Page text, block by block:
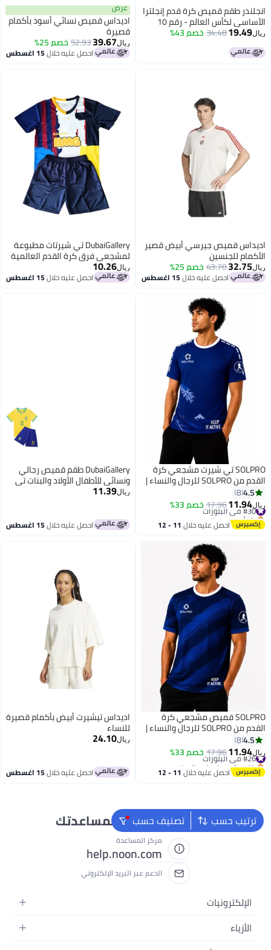
انجلندر طقم قميص كرة قدم إنجلترا
الأساسي لكأس العالم - رقم 10
بيلينجهام
ريال19.49
34.48خصم 43%
عرض
اديداس قميص نسائي أسود بأكمام
قصيرة
ريال39.67
52.93خصم 25%
احصل عليه خلال15 اغسطس
اديداس قميص جيرسي أبيض قصير
الأكمام للجنسين
ريال32.75
43.70خصم 25%
احصل عليه خلال15 اغسطس
DubaiGallery تي شيرتات مطبوعة
لمشجعي فرق كرة القدم العالمية
دعمًا للفريق | تي شيرتات قميص
كرة القدم للرجال | النساء | الأطفال
ريال10.26
احصل عليه خلال15 اغسطس
9
SOLPRO تي شيرت مشجعي كرة
القدم من SOLPRO للرجال والنساء |
تي شيرت مطبوع باليابان
4.5
8
ريال11.94
17.96خصم 33% #30 في البلوزات
بتخلّص بسرعة
#30 في البلوزات احصل عليه خلال 11 - 12
DubaiGallery طقم قميص رجالي
ونسائي للأطفال الأولاد والبنات تي
شيرت طقم ملابس المنتخب الوطني
ريال11.39
احصل عليه خلال15 اغسطس
9
SOLPRO قميص مشجعي كرة
القدم من SOLPRO للرجال والنساء |
قميص مطبوع لفرنسا
4.5
8
ريال11.94
17.96خصم 33% #26 في البلوزات
باقي 3 وحدات في المخزون
#26 في البلوزات احصل عليه خلال 11 - 12
اديداس تيشيرت أبيض بأكمام قصيرة
للنساء
ريال24.10
احصل عليه خلال15 اغسطس
ترتيب حسب تصنيف حسب
نحن دائماً جاهزون لمساعدتك
مركز المساعدة
help.noon.com
الدعم عبر البريد الإلكتروني
الإلكترونيات
الجوالات
الأزياء